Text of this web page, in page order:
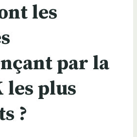
les
par la
les plus
?